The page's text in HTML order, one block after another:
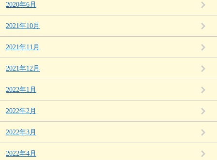
2020年6月
2021年10月
2021年11月
2021年12月
2022年1月
2022年2月
2022年3月
2022年4月